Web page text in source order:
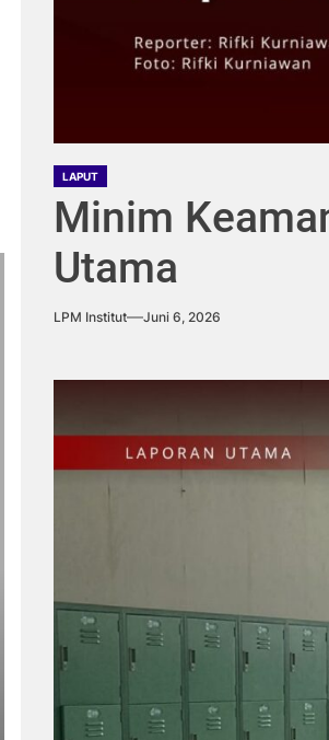
LAPUT
Minim
Utama
LPM Institut Juni 6, 2026